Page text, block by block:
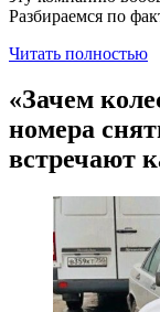
Разбираемся по
Читать полностью
«Зачем
номера
встречают